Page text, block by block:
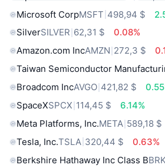
Microsoft CorpMSFT 498,94 $
SilverSILVER 62,31 $
0.08%
Amazon.com IncAMZN 272,3 $
Taiwan Semiconductor
Broadcom IncAVGO 421,82 $
SpaceXSPCX 114,45 $
6.14%
Meta Platforms, Inc.META 589,18 $
Tesla, Inc.TSLA 320,44 $
0.63%
Berkshire Hathaway Inc Class B